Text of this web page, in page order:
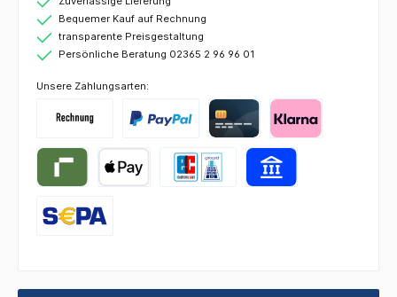
Bequemer Kauf auf Rechnung
transparente Preisgestaltung
Persönliche Beratung 02365 2 96 96 01
Unsere Zahlungsarten: